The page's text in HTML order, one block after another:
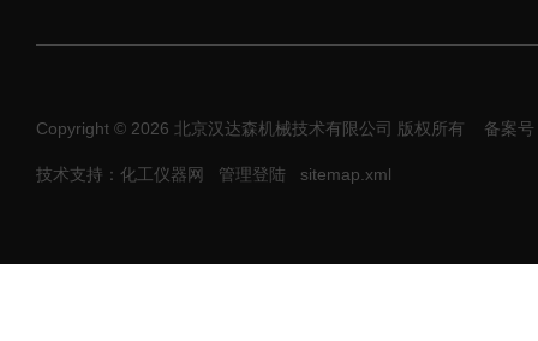
Copyright © 2026 北京汉达森机械技术有限公司 版权所有 备案
技术支持：化工仪器网 管理登陆 sitemap.xml